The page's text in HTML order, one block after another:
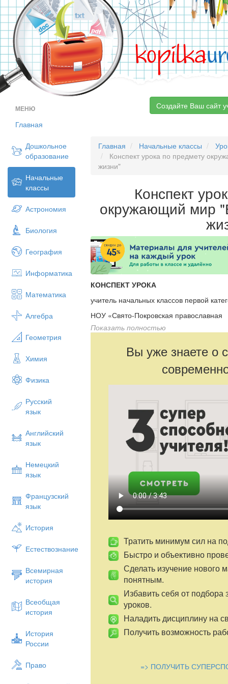
kopilka
МЕНЮ
Главная
Дошкольное
образование
Начальные
классы
Астрономия
Биология
География
Информатика
Математика
Алгебра
Геометрия
Химия
Физика
Русский
язык
Английский
язык
Немецкий
язык
Французский
язык
История
Естествознание
Всемирная
история
Всеобщая
история
История
России
Право
Создайте Ваш сайт
Главная Начальные классы
Конспект урока по предмету
жизни"
Конспект
окружающий мир
КОНСПЕКТ УРОКА
учитель начальных классов первой
НОУ «Свято-Покровская православная
классическая гимназия г. Саратова»
Тарасова Лариса Владимировна
Тема. Великий круговорот жизни
Цель урока:дать учащимся
основных звеньях. Расширить знания
Образовательная задача:
«организмы-производители»,
разрушители»; установить
определить место человека в
природу человека.
природе, уважительное отношение к
традициям и обычаям православного
Развивающая задача:развивать
учащихся; обучать составлению схем,
обобщать и формулировать
умения в новую ситуацию.
Ход урока.
Организационный момент
Вступительное слово учителя.
нового об окружающем мире.
Показать полностью
Вы уже знаете о
Тратить минимум сил на
Быстро и объективно
Сделать изучение нового
понятным.
Избавить себя от подбора
уроков.
Наладить дисциплину на
Получить возможность
=> ПОЛУЧИТЬ